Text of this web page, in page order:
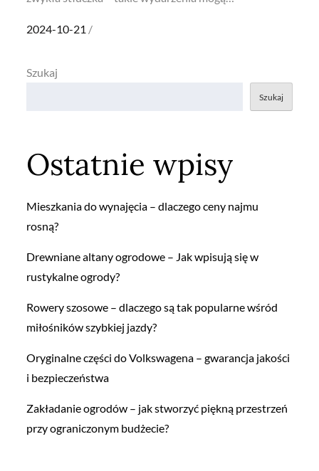
Posted
2024-10-21
Szukaj
Szukaj
Ostatnie wpisy
Mieszkania do wynajęcia – dlaczego ceny najmu
rosną?
Drewniane altany ogrodowe – Jak wpisują się w
rustykalne ogrody?
Rowery szosowe – dlaczego są tak popularne wśród
miłośników szybkiej jazdy?
Oryginalne części do Volkswagena – gwarancja jakości
i bezpieczeństwa
Zakładanie ogrodów – jak stworzyć piękną przestrzeń
przy ograniczonym budżecie?